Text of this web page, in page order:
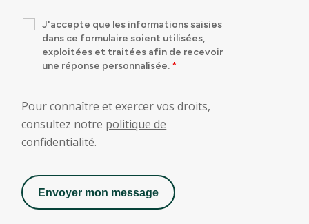
J'accepte que les informations saisies
dans ce formulaire soient utilisées,
exploitées et traitées afin de recevoir
une réponse personnalisée. *
Pour connaître et exercer vos droits,
consultez notre politique de
confidentialité.
Areas of expertise
Operating Procedures